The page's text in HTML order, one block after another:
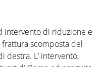
intervento di riduzione e
scomposta del
destra. L’ intervento,